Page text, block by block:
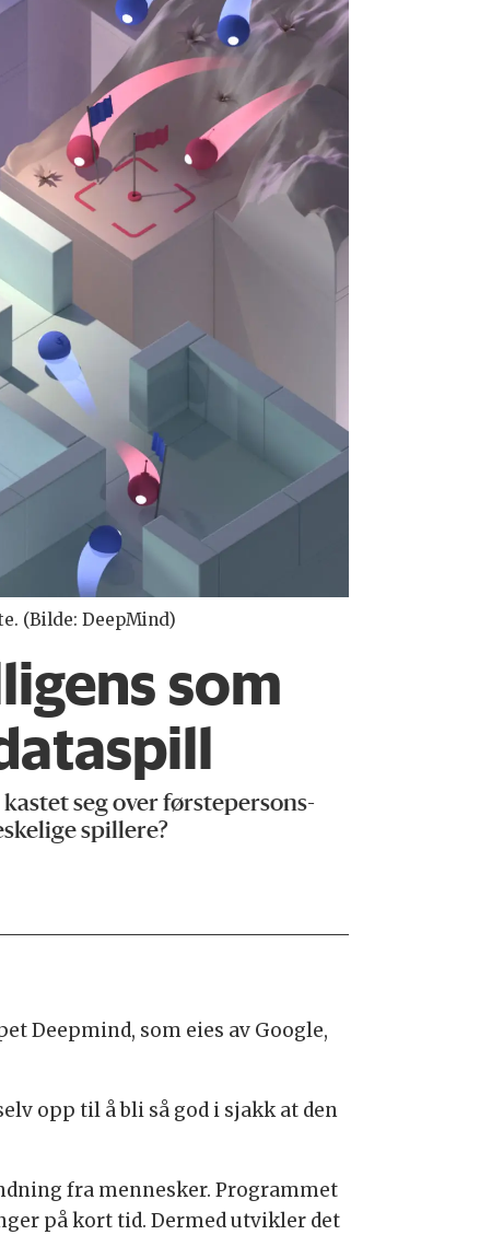
(Bilde: DeepMind)
som
seg over førstepersons-
spillere?
Deepmind, som eies av Google,
opp til å bli så god i sjakk at den
fra mennesker. Programmet
på kort tid. Dermed utvikler det